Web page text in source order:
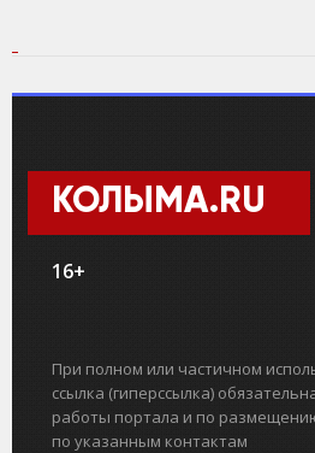
КОЛЫМА.RU
16+
При полном или частичном
ссылка (гиперссылка)
работы портала и по
по указанным контактам